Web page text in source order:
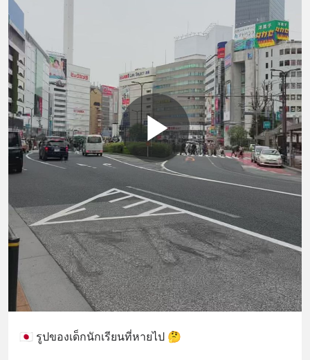
🇯🇵 รูปของเด็กนักเรียนที่หายไป 🤔